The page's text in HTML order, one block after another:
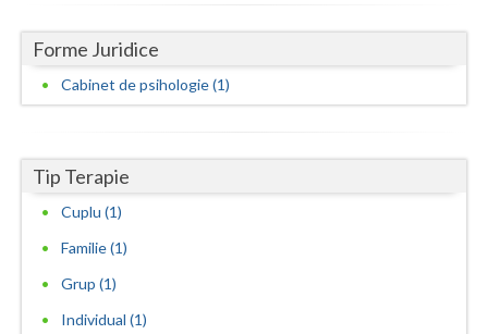
Harghita
Hunedoara
Maramures
Mehedinti
Forme Juridice
Cabinet de psihologie (1)
Tip Terapie
Cuplu (1)
Familie (1)
Grup (1)
Individual (1)